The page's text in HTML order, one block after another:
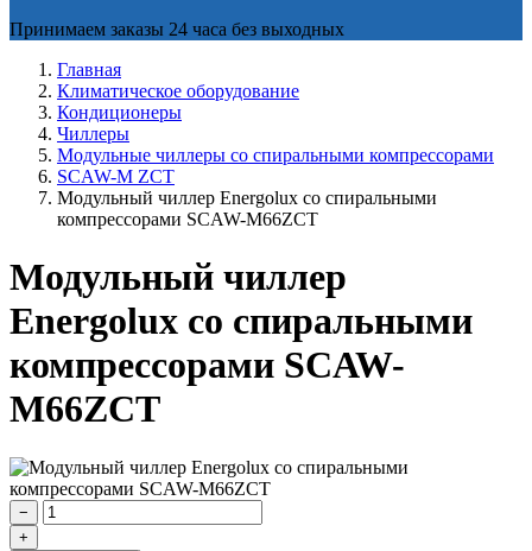
Принимаем заказы 24 часа без выходных
Главная
Климатическое оборудование
Кондиционеры
Чиллеры
Модульные чиллеры со спиральными компрессорами
SCAW-M ZCT
Модульный чиллер Energolux со спиральными
компрессорами SCAW-M66ZCT
Модульный чиллер
Energolux со спиральными
компрессорами SCAW-
M66ZCT
−
+